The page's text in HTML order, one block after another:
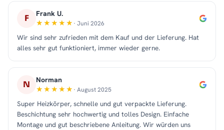
F Frank U.
· Juni 2026
Wir sind sehr zufrieden mit dem Kauf und der Lieferung. Hat
alles sehr gut funktioniert, immer wieder gerne.
N Norman
· August 2025
Super Heizkörper, schnelle und gut verpackte Lieferung.
Beschichtung sehr hochwertig und tolles Design. Einfache
Montage und gut beschriebene Anleitung. Wir würden uns